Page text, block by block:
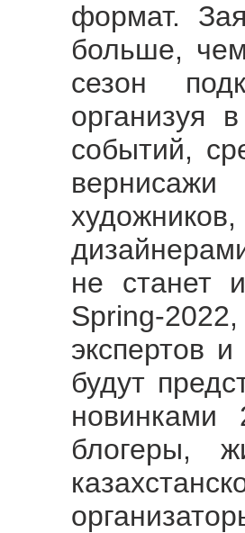
формат.
больше,
сезон
организуя
событий,
не станет
Spring-
экспертов
будут
новинками
блогеры,